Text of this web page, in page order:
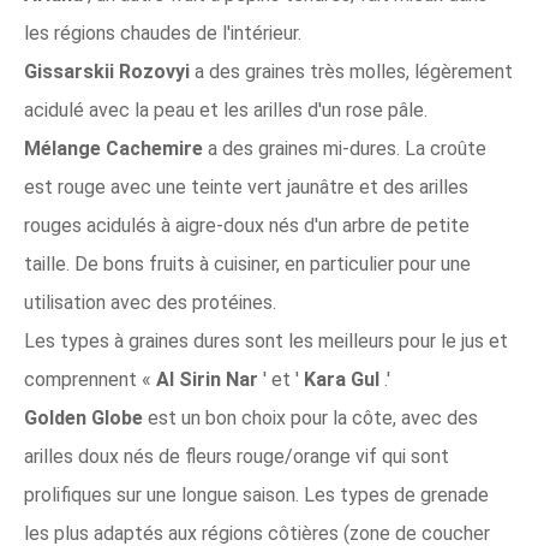
les régions chaudes de l'intérieur.
Gissarskii Rozovyi a des graines très molles, légèrement
acidulé avec la peau et les arilles d'un rose pâle.
Mélange Cachemire a des graines mi-dures. La croûte
est rouge avec une teinte vert jaunâtre et des arilles
rouges acidulés à aigre-doux nés d'un arbre de petite
taille. De bons fruits à cuisiner, en particulier pour une
utilisation avec des protéines.
Les types à graines dures sont les meilleurs pour le jus et
comprennent « Al Sirin Nar ' et ' Kara Gul .'
Golden Globe est un bon choix pour la côte, avec des
arilles doux nés de fleurs rouge/orange vif qui sont
prolifiques sur une longue saison. Les types de grenade
les plus adaptés aux régions côtières (zone de coucher